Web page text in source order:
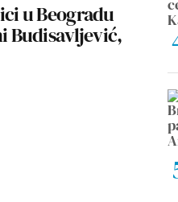
u Beogradu
Budisavljević,